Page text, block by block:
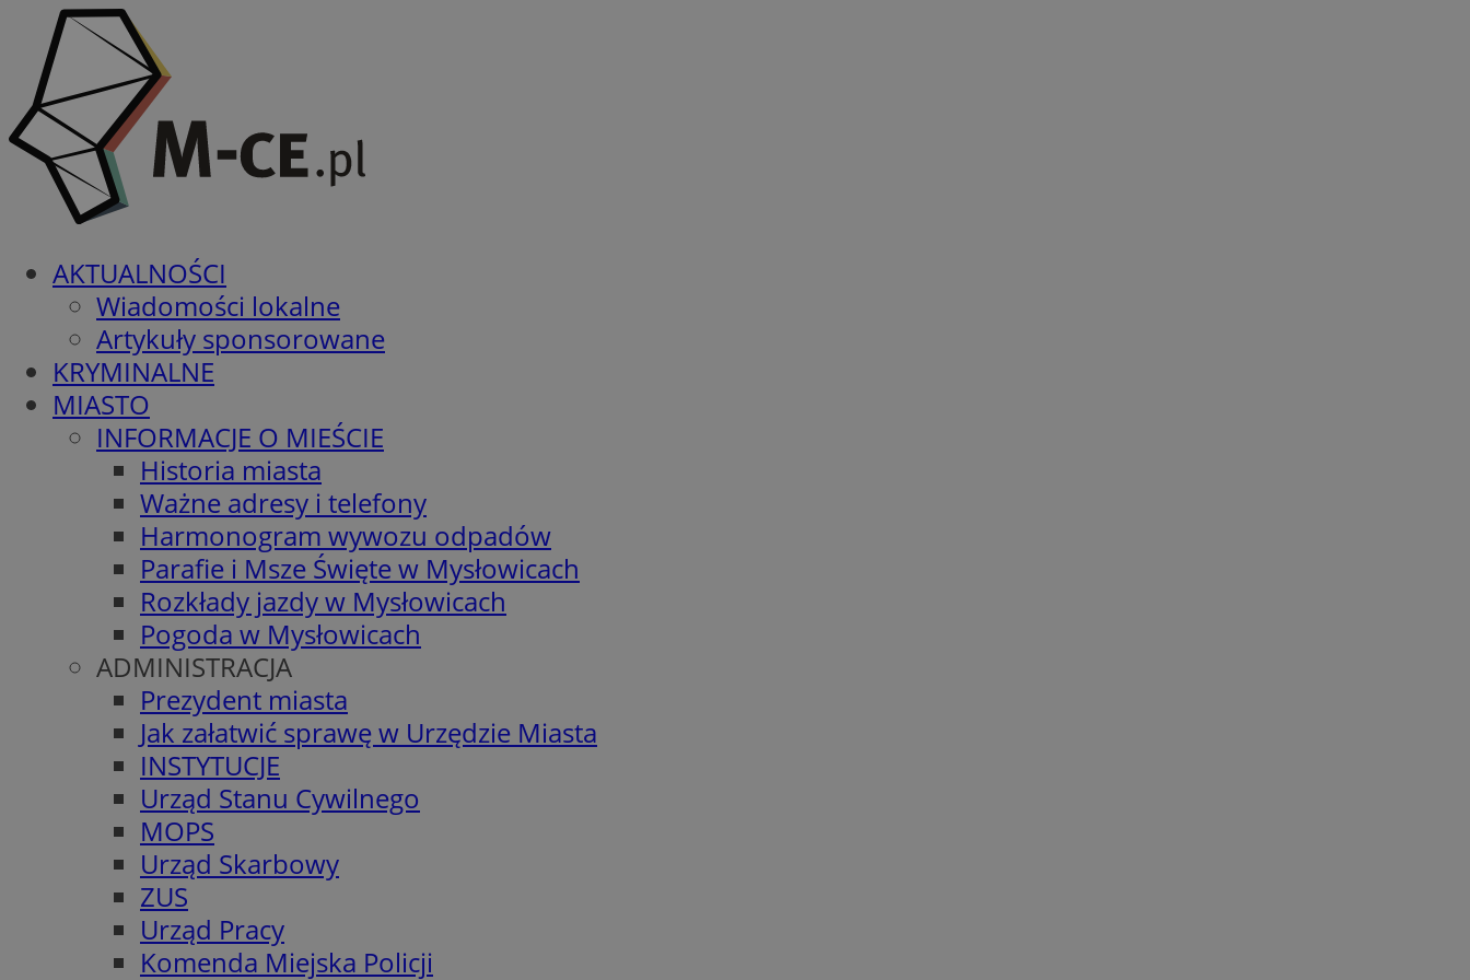
AKTUALNOŚCI
Wiadomości lokalne
Artykuły sponsorowane
KRYMINALNE
MIASTO
INFORMACJE O MIEŚCIE
Historia miasta
Ważne adresy i telefony
Harmonogram wywozu odpadów
Parafie i Msze Święte w Mysłowicach
Rozkłady jazdy w Mysłowicach
Pogoda w Mysłowicach
ADMINISTRACJA
Prezydent miasta
Jak załatwić sprawę w Urzędzie Miasta
INSTYTUCJE
Urząd Stanu Cywilnego
MOPS
Urząd Skarbowy
ZUS
Urząd Pracy
Komenda Miejska Policji